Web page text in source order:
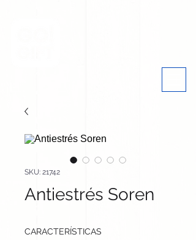
SKU: 21742
Antiestrés Soren
CARACTERÍSTICAS